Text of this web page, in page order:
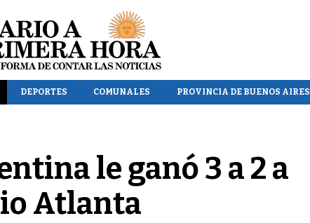
DEPORTES COMUNALES PROVINCIA DE BUENOS AIRES
le ganó 3 a 2 a
Atlanta